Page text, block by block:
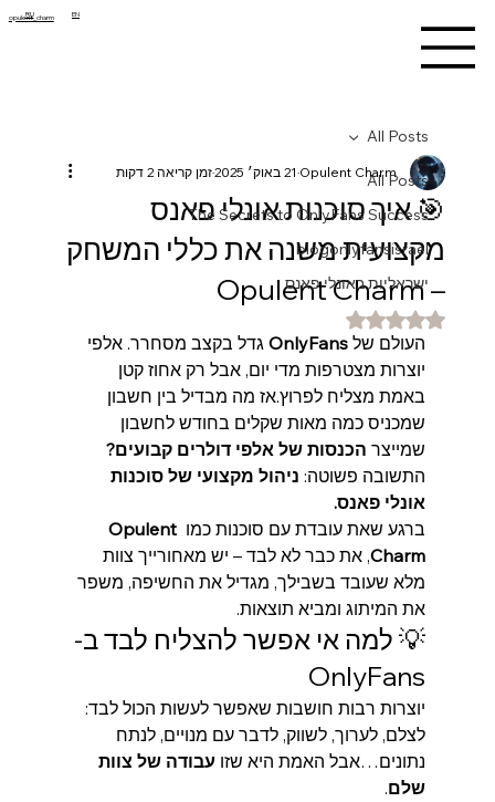
opulent_charm
RU EN
All Posts
The Secrets to OnlyFans Success
blogonlyfansisrael
ישראליות באונלי פאנס
All Posts
🎯 איך סוכנות אונלי פאנס
מקצועית משנה את כללי המשחק
– Opulent Charm
Opulent Charm21 באוק׳ 2025 זמן קריאה 2 דקות
דירוג של NaN מתוך 5 כוכבים
העולם של OnlyFans גדל בקצב מסחרר. אלפי
יוצרות מצטרפות מדי יום, אבל רק אחוז קטן
באמת מצליח לפרוץ.אז מה מבדיל בין חשבון
שמכניס כמה מאות שקלים בחודש לחשבון
שמייצר הכנסות של אלפי דולרים קבועים?
התשובה פשוטה: ניהול מקצועי של סוכנות
אונלי פאנס.
ברגע שאת עובדת עם סוכנות כמו Opulent
Charm, את כבר לא לבד – יש מאחורייך צוות
מלא שעובד בשבילך, מגדיל את החשיפה, משפר
את המיתוג ומביא תוצאות.
💡 למה אי אפשר להצליח לבד ב-
OnlyFans
יוצרות רבות חושבות שאפשר לעשות הכול לבד:
לצלם, לערוך, לשווק, לדבר עם מנויים, לנתח
נתונים…אבל האמת היא שזו עבודה של צוות
שלם.